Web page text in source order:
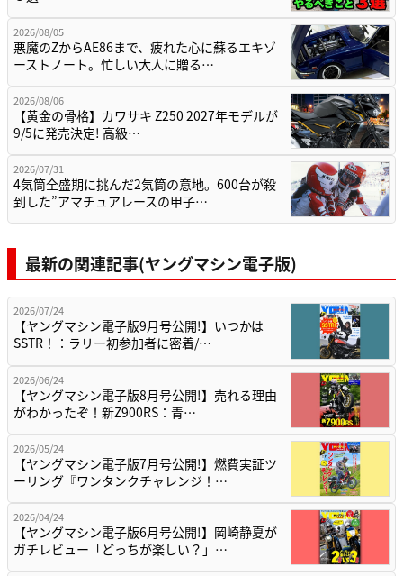
2026/08/05
悪魔のZからAE86まで、疲れた心に蘇るエキゾ
ーストノート。忙しい大人に贈る…
2026/08/06
【黄金の骨格】カワサキ Z250 2027年モデルが
9/5に発売決定! 高級…
2026/07/31
4気筒全盛期に挑んだ2気筒の意地。600台が殺
到した”アマチュアレースの甲子…
最新の関連記事(ヤングマシン電子版)
2026/07/24
【ヤングマシン電子版9月号公開!】いつかは
SSTR！：ラリー初参加者に密着/…
2026/06/24
【ヤングマシン電子版8月号公開!】売れる理由
がわかったぞ！新Z900RS：青…
2026/05/24
【ヤングマシン電子版7月号公開!】燃費実証ツ
ーリング『ワンタンクチャレンジ！…
2026/04/24
【ヤングマシン電子版6月号公開!】岡崎静夏が
ガチレビュー「どっちが楽しい？」…